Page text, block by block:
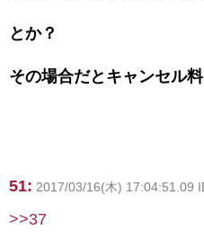
とか？
その場合だとキャンセル
51: 2017/03/16(木) 17:04:51.09
>>37